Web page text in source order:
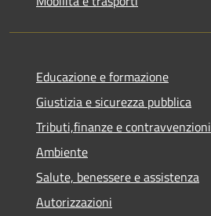
Educazione e formazione
Giustizia e sicurezza pubblica
Tributi,finanze e contravvenzioni
Ambiente
Salute, benessere e assistenza
Autorizzazioni